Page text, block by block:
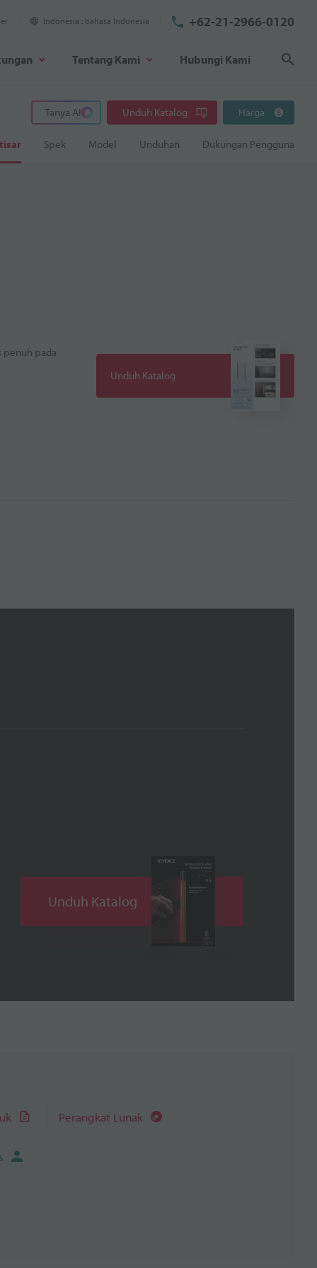
Indonesia bahasa Indonesia +62-21-2966-0120
Tentang Kami Hubungi Kami
Tanya AI Unduh Katalog Harga
Spek Model Unduhan Dukungan Pengguna
penuh pada
Unduh Katalog
Unduh Katalog
Perangkat Lunak